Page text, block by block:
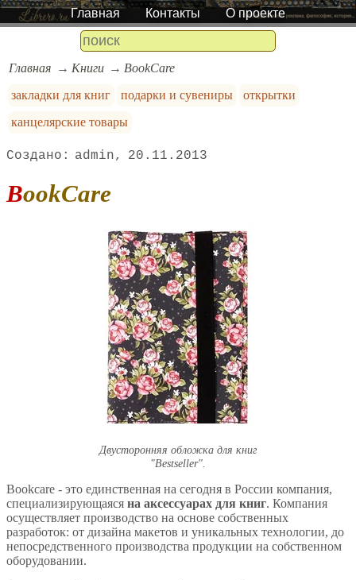
Главная Контакты О проекте
Главная Книги
BookCare
закладки для книг
подарки и сувениры
открытки
канцелярские товары
admin 20.11.2013
BookCare
Двусторонняя обложка для книг
"Bestseller".
Bookcare - это единственная на сегодня в России компания,
специализирующаяся на аксессуарах для книг. Компания
осуществляет производство на основе собственных
разработок: от дизайна макетов и уникальных технологии, до
непосредственного производства продукции на собственном
оборудовании.